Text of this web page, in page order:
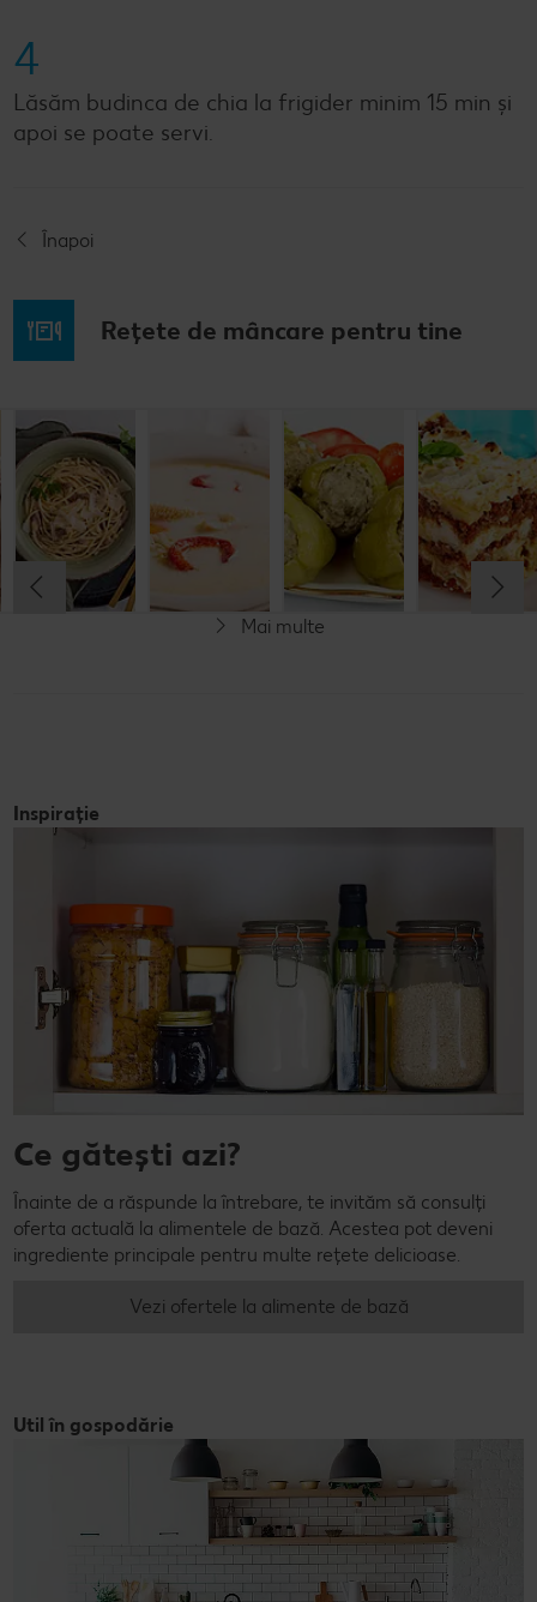
4
Lăsăm budinca de chia la frigider minim 15 min și
apoi se poate servi.
Înapoi
Rețete de mâncare pentru tine
Rețetă: Fasole
bătută
Cel mult 60 minute
Rafinat
carbonara
Cel mult 30 minute
Rafinat
Ciorbă de
burtă
Cel mult 60 minute
Ardei umpluți
cu carne și
orez
Cel mult 60 minute
Rafinat
Mai multe
Inspirație
Ce gătești azi?
Înainte de a răspunde la întrebare, te invităm să consulți
oferta actuală la alimentele de bază. Acestea pot deveni
ingrediente principale pentru multe rețete delicioase.
Vezi ofertele la alimente de bază
Util în gospodărie